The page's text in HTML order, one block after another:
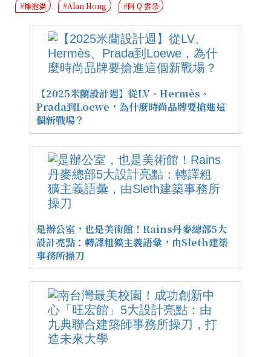
#擁抱貓 #Alan Hong #阿 Q 雲朵
【2025米蘭設計週】從LV、Hermès、
Prada到Loewe，為什麼時尚品牌要搶進這
個新戰場？
是辦公室，也是美術館！Rains丹麥總部5大
設計亮點：轉譯粗獷主義語彙，由Sleth建築
事務所操刀